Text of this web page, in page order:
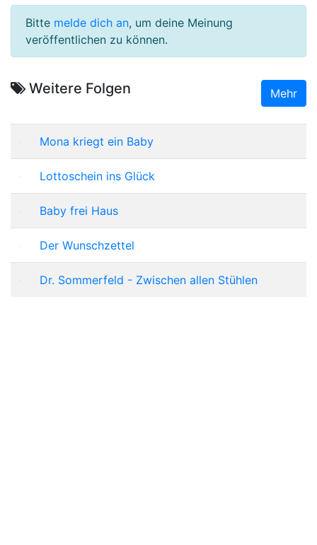
Bitte melde dich an, um deine Meinung
veröffentlichen zu können.
Weitere Folgen Mehr
Mona kriegt ein Baby
Lottoschein ins Glück
Baby frei Haus
Der Wunschzettel
Dr. Sommerfeld - Zwischen allen Stühlen